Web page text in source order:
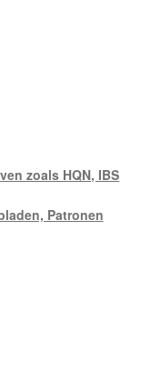
zoals HQN, IBS
Patronen